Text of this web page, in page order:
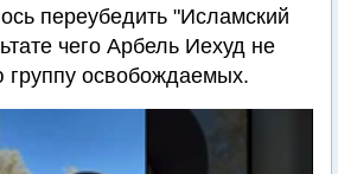
переубедить "Исламский
чего Арбель Иехуд не
освобождаемых.